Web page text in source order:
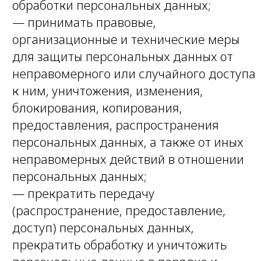
обработки персональных данных;
— принимать правовые,
организационные и технические меры
для защиты персональных данных от
неправомерного или случайного доступа
к ним, уничтожения, изменения,
блокирования, копирования,
предоставления, распространения
персональных данных, а также от иных
неправомерных действий в отношении
персональных данных;
— прекратить передачу
(распространение, предоставление,
доступ) персональных данных,
прекратить обработку и уничтожить